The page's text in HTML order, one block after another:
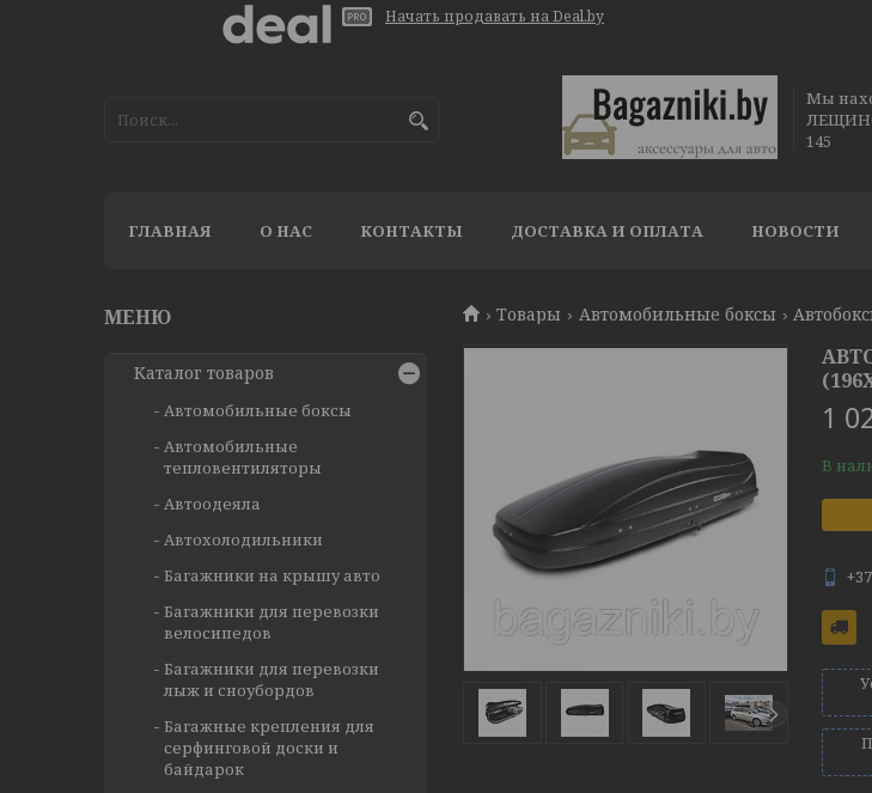
Начать продавать на Deal.by
Мы
145
ГЛАВНАЯ О НАС КОНТАКТЫ ДОСТАВКА И ОПЛАТА НОВОСТИ
Товары Автомобильные боксы
1
В
Каталог товаров
Автомобильные боксы
Автомобильные
тепловентиляторы
Автоодеяла
Автохолодильники
Багажники на крышу авто
Багажники для перевозки
велосипедов
Багажники для перевозки
лыж и сноубордов
Багажные крепления для
серфинговой доски и
байдарок